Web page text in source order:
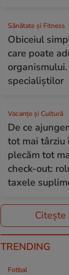
Sănătate și Fitness
Obiceiul
care poate
specialiștilor
Vacanțe și Cultură
De ce
tot mai târziu
plecăm tot
check-out:
taxele
TRENDING
Fotbal